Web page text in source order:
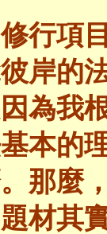
行項
岸的
為我
本的
那麼
材其